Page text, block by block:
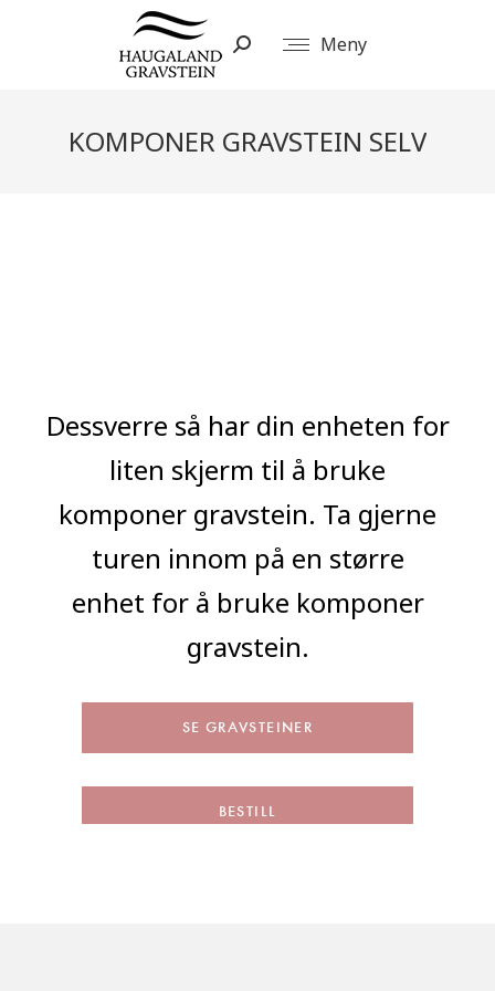
Meny
Search:
KOMPONER GRAVSTEIN SELV
Dessverre så har din enheten for
liten skjerm til å bruke
komponer gravstein. Ta gjerne
turen innom på en større
enhet for å bruke komponer
gravstein.
SE GRAVSTEINER
BESTILL